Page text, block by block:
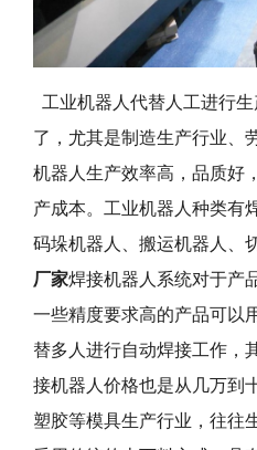
工业机器人代替人工进行
了，尤其是制造生产行业、
机器人生产效率高，品质好
产成本。工业机器人种类有
码垛机器人、搬运机器人、
厂家焊接机器人系统对于产
一些精度要求高的产品可以
替多人进行自动焊接工作，
接机器人价格也是从几万到
塑胶等模具生产行业，往往